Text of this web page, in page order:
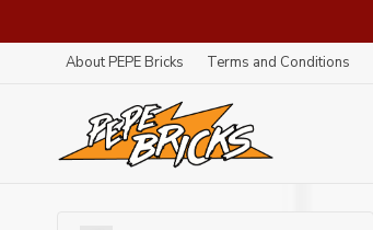
About PEPE Bricks Terms and Conditions